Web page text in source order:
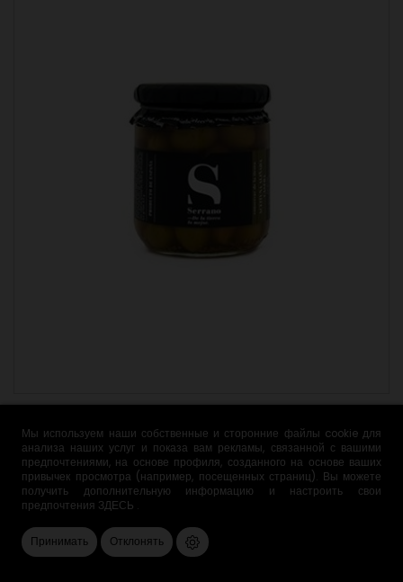
Мы используем наши собственные и сторонние файлы cookie для
анализа наших услуг и показа вам рекламы, связанной с вашими
предпочтениями, на основе профиля, созданного на основе ваших
привычек просмотра (например, посещенных страниц). Вы можете
получить дополнительную информацию и настроить свои
предпочтения ЗДЕСЬ .
Принимать Отклонять
5,04 €
 ДОБАВИТЬ В КОРЗИНУ